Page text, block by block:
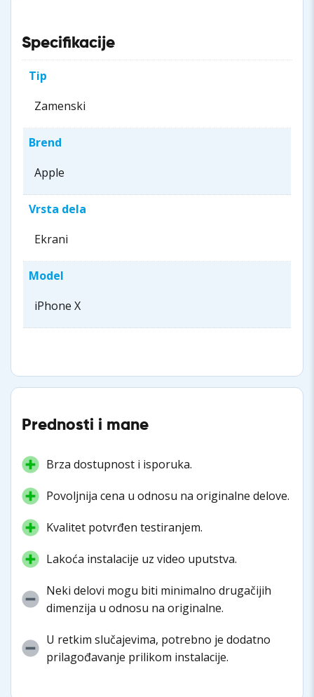
Specifikacije
Tip
Zamenski
Brend
Apple
Vrsta dela
Ekrani
Model
iPhone X
Prednosti i mane
Brza dostupnost i isporuka.
Povoljnija cena u odnosu na originalne delove.
Kvalitet potvrđen testiranjem.
Lakoća instalacije uz video uputstva.
Neki delovi mogu biti minimalno drugačijih
dimenzija u odnosu na originalne.
U retkim slučajevima, potrebno je dodatno
prilagođavanje prilikom instalacije.